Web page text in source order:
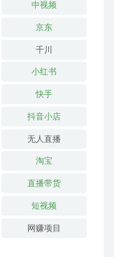
中视频
京东
千川
小红书
快手
抖音小店
无人直播
淘宝
直播带货
短视频
网赚项目